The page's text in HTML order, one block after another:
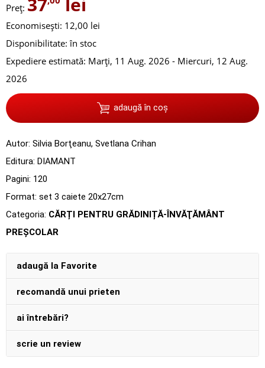
Preț:
Economisești: 12,00 lei
Disponibilitate: în stoc
Expediere estimată: Marți, 11 Aug. 2026 - Miercuri, 12 Aug.
2026
adaugă în coș
Autor: Silvia Borţeanu, Svetlana Crihan
Editura: DIAMANT
Pagini: 120
Format: set 3 caiete 20x27cm
Categoria: CĂRȚI PENTRU GRĂDINIȚĂ-ÎNVĂŢĂMÂNT
PREŞCOLAR
adaugă la Favorite
recomandă unui prieten
ai întrebări?
scrie un review